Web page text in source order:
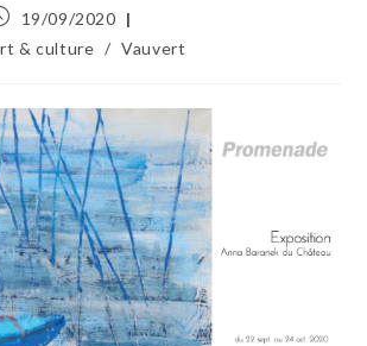
:
19/09/2020
& culture / Vauvert